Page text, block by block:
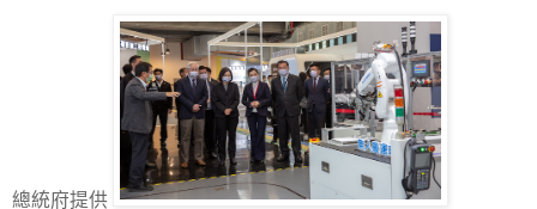
總統府提供